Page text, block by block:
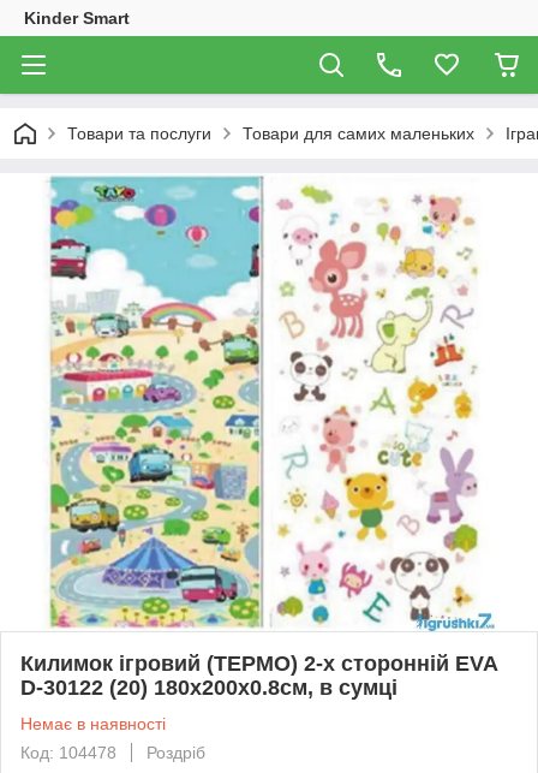
Kinder Smart
Товари та послуги Товари для самих маленьких
Килимок ігровий (ТЕРМО) 2-х сторонній EVA
D-30122 (20) 180х200х0.8см, в сумці
Немає в наявності
Код: 104478
Роздріб